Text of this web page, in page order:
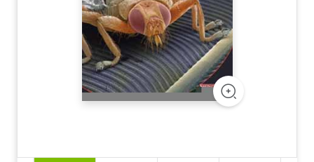
Szótár, nyelvkönyv
Tankönyv, segédkönyv
Társadalomtudomány